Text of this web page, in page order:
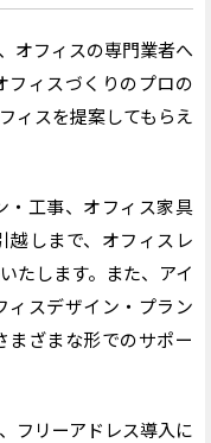
オフィスの専門業者へ
フィスづくりのプロの
ィスを提案してもらえ
・工事、オフィス家具
越しまで、オフィスレ
たします。また、アイ
ィスデザイン・プラン
まざまな形でのサポー
フリーアドレス導入に